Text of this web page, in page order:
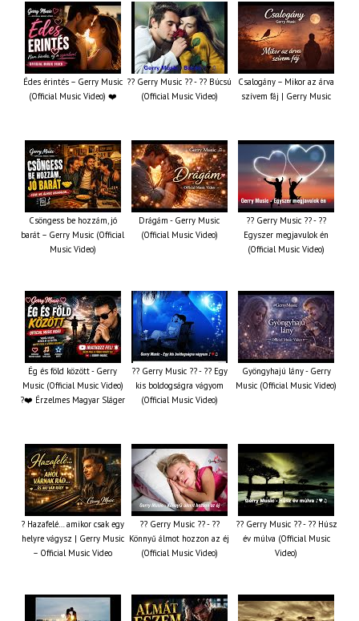
Édes érintés – Gerry Music
(Official Music Video) ❤️
?? Gerry Music ?? - ?? Búcsú
(Official Music Video)
Csalogány – Mikor az árva
szívem fáj | Gerry Music
Csöngess be hozzám, jó
barát – Gerry Music (Official
Music Video)
Drágám - Gerry Music
(Official Music Video)
?? Gerry Music ?? - ??
Egyszer megjavulok én
(Official Music Video)
Ég és föld között - Gerry
Music (Official Music Video)
?❤️ Érzelmes Magyar Sláger
?? Gerry Music ?? - ?? Egy
kis boldogságra vágyom
(Official Music Video)
Gyöngyhajú lány - Gerry
Music (Official Music Video)
? Hazafelé… amikor csak egy
helyre vágysz | Gerry Music
– Official Music Video
?? Gerry Music ?? - ??
Könnyű álmot hozzon az éj
(Official Music Video)
?? Gerry Music ?? - ?? Húsz
év múlva (Official Music
Video)